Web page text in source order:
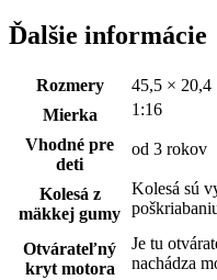
Ďalšie informácie
Rozmery
45,5 × 20,4
Mierka
1:16
Vhodné pre
deti
od 3 rokov
Kolesá z
mäkkej gumy
Kolesá sú
Otvárateľný
kryt motora
Je tu
nachádza